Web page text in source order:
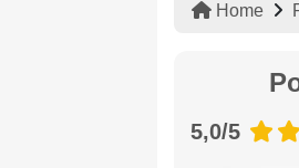
Home
5,0/5